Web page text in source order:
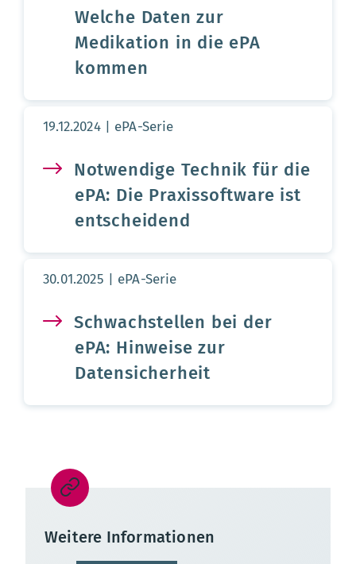
Welche Daten zur
Medikation in die ePA
kommen
Aktualisierungsdatum:
19.12.2024 ePA-Serie
Notwendige Technik für die
ePA: Die Praxissoftware ist
entscheidend
Aktualisierungsdatum:
30.01.2025 ePA-Serie
Schwachstellen bei der
ePA: Hinweise zur
Datensicherheit
Weitere Informationen